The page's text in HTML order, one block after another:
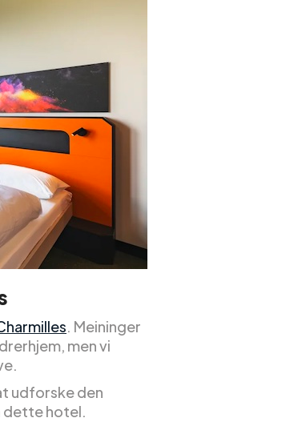
. Meininger
men vi
udforske den
dette hotel.